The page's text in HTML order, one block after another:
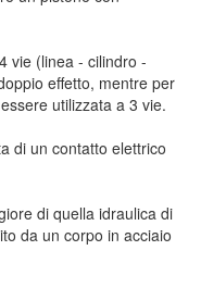
vie (linea - cilindro -
effetto, mentre per
utilizzata a 3 vie.
di un contatto elettrico
di quella idraulica di
da un corpo in acciaio